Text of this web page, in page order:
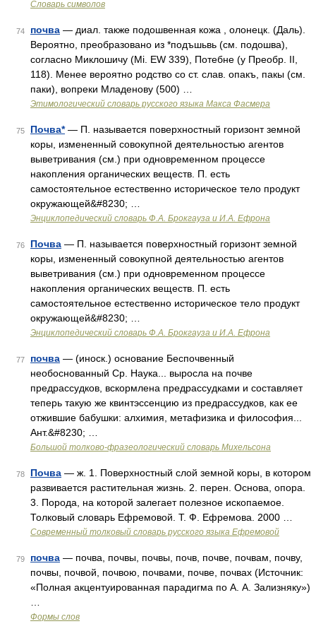
Словарь символов
74 почва — диал. также подошвенная кожа , олонецк. (Даль).
Вероятно, преобразовано из *подъшьвь (см. подошва),
согласно Миклошичу (Мi. ЕW 339), Потебне (у Преобр. II,
118). Менее вероятно родство со ст. слав. опакъ, пакы (см.
паки), вопреки Младенову (500) …
Этимологический словарь русского языка Макса Фасмера
75 Почва*— П. называется поверхностный горизонт земной
коры, измененный совокупной деятельностью агентов
выветривания (см.) при одновременном процессе
накопления органических веществ. П. есть
самостоятельное естественно историческое тело продукт
окружающей&#8230; …
Энциклопедический словарь Ф.А. Брокгауза и И.А. Ефрона
76 Почва — П. называется поверхностный горизонт земной
коры, измененный совокупной деятельностью агентов
выветривания (см.) при одновременном процессе
накопления органических веществ. П. есть
самостоятельное естественно историческое тело продукт
окружающей&#8230; …
Энциклопедический словарь Ф.А. Брокгауза и И.А. Ефрона
77 почва — (иноск.) основание Беспочвенный
необоснованный Ср. Наука... выросла на почве
предрассудков, вскормлена предрассудками и составляет
теперь такую же квинтэссенцию из предрассудков, как ее
отжившие бабушки: алхимия, метафизика и философия...
Ант.&#8230; …
Большой толково-фразеологический словарь Михельсона
78 Почва — ж. 1. Поверхностный слой земной коры, в котором
развивается растительная жизнь. 2. перен. Основа, опора.
3. Порода, на которой залегает полезное ископаемое.
Толковый словарь Ефремовой. Т. Ф. Ефремова. 2000 …
Современный толковый словарь русского языка Ефремовой
79 почва — почва, почвы, почвы, почв, почве, почвам, почву,
почвы, почвой, почвою, почвами, почве, почвах (Источник:
«Полная акцентуированная парадигма по А. А. Зализняку»)
Формы слов